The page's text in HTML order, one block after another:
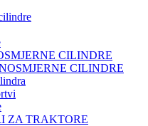
CILINDRE
CILINDRE
ZA TRAKTORE